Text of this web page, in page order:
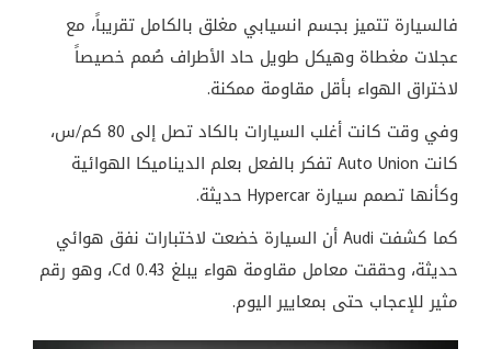
فالسيارة تتميز بجسم انسيابي مغلق بالكامل تقريباً، مع
عجلات مغطاة وهيكل طويل حاد الأطراف صُمم خصيصاً
لاختراق الهواء بأقل مقاومة ممكنة.
وفي وقت كانت أغلب السيارات بالكاد تصل إلى 80 كم/س،
كانت Auto Union تفكر بالفعل بعلم الديناميكا الهوائية
وكأنها تصمم سيارة Hypercar حديثة.
كما كشفت Audi أن السيارة خضعت لاختبارات نفق هوائي
حديثة، وحققت معامل مقاومة هواء يبلغ 0.43 Cd، وهو رقم
مثير للإعجاب حتى بمعايير اليوم.